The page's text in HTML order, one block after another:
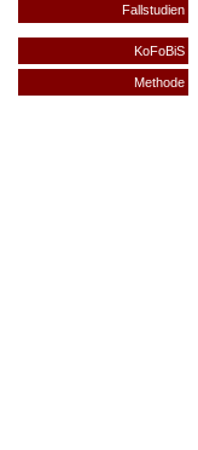
Fallstudien
KoFoBiS
Methode